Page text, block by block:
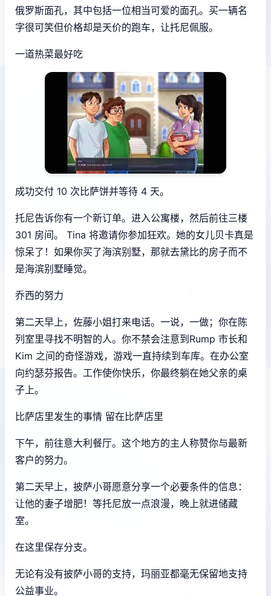
俄罗斯面孔，其中包括一位相当可爱的面孔。买一辆名
字很可笑但价格却是天价的跑车，让托尼佩服。
一道热菜最好吃
成功交付 10 次比萨饼并等待 4 天。
托尼告诉你有一个新订单。进入公寓楼，然后前往三楼
301 房间。 Tina 将邀请你参加狂欢。她的女儿贝卡真是
惊呆了！如果你买了海滨别墅，那就去黛比的房子而不
是海滨别墅睡觉。
乔西的努力
第二天早上，佐藤小姐打来电话。一说，一做；你在陈
列室里寻找不明智的人。你不禁会注意到Rump 市长和
Kim 之间的奇怪游戏，游戏一直持续到车库。在办公室
向约瑟芬报告。工作使你快乐，你最终躺在她父亲的桌
子上。
比萨店里发生的事情 留在比萨店里
下午，前往意大利餐厅。这个地方的主人称赞你与最新
客户的努力。
第二天早上，披萨小哥愿意分享一个必要条件的信息：
让他的妻子增肥！等托尼放一点浪漫，晚上就进储藏
室。
在这里保存分支。
无论有没有披萨小哥的支持，玛丽亚都毫无保留地支持
公益事业。